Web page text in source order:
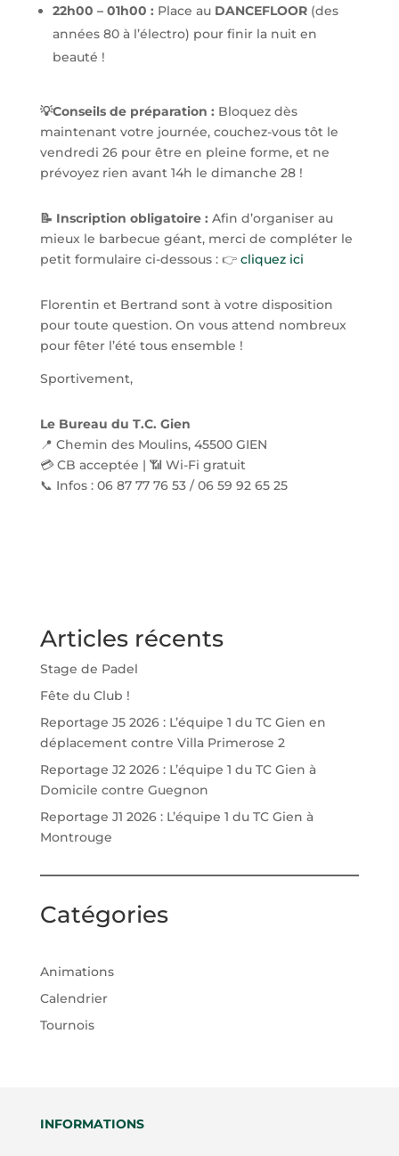
22h00 – 01h00 : Place au DANCEFLOOR(des
années 80 à l’électro) pour finir la nuit en
beauté !
💡Conseils de préparation : Bloquez dès
maintenant votre journée, couchez-vous tôt le
vendredi 26 pour être en pleine forme, et ne
prévoyez rien avant 14h le dimanche 28 !
📝 Inscription obligatoire : Afin d’organiser au
mieux le barbecue géant, merci de compléter le
petit formulaire ci-dessous : 👉 cliquez ici
Florentin et Bertrand sont à votre disposition
pour toute question. On vous attend nombreux
pour fêter l’été tous ensemble !
Sportivement,
Le Bureau du T.C. Gien
📍 Chemin des Moulins, 45500 GIEN
💳 CB acceptée | 📶 Wi-Fi gratuit
📞 Infos : 06 87 77 76 53 / 06 59 92 65 25
Articles récents
Stage de Padel
Fête du Club !
Reportage J5 2026 : L’équipe 1 du TC Gien en
déplacement contre Villa Primerose 2
Reportage J2 2026 : L’équipe 1 du TC Gien à
Domicile contre Guegnon
Reportage J1 2026 : L’équipe 1 du TC Gien à
Montrouge
Catégories
Animations
Calendrier
Tournois
INFORMATIONS